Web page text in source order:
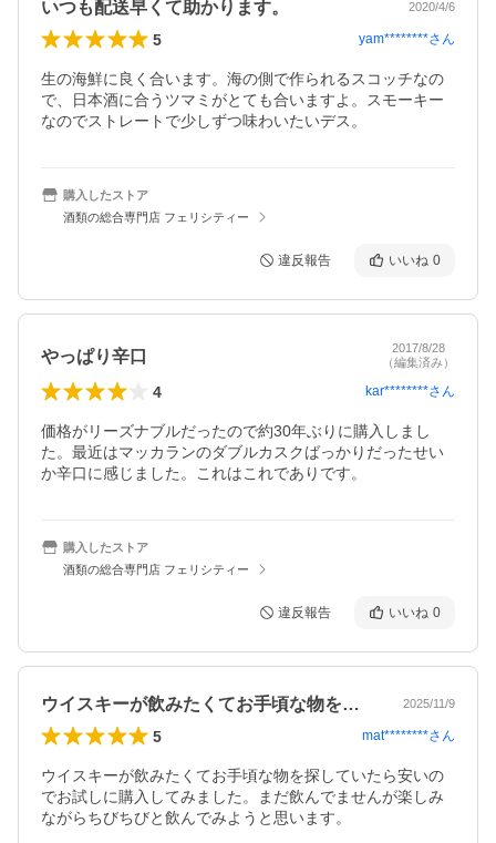
いつも配送早くて助かります。 2020/4/6
5 yam********さん
生の海鮮に良く合います。海の側で作られるスコッチなの
で、日本酒に合うツマミがとても合いますよ。スモーキー
なのでストレートで少しずつ味わいたいデス。
購入したストア
酒類の総合専門店 フェリシティー
違反報告 いいね 0
やっぱり辛口
2017/8/28
（編集済み）
4 kar********さん
価格がリーズナブルだったので約30年ぶりに購入しまし
た。最近はマッカランのダブルカスクばっかりだったせい
か辛口に感じました。これはこれでありです。
購入したストア
酒類の総合専門店 フェリシティー
違反報告 いいね 0
ウイスキーが飲みたくてお手頃な物を探し… 2025/11/9
5 mat********さん
ウイスキーが飲みたくてお手頃な物を探していたら安いの
でお試しに購入してみました。まだ飲んでませんが楽しみ
ながらちびちびと飲んでみようと思います。